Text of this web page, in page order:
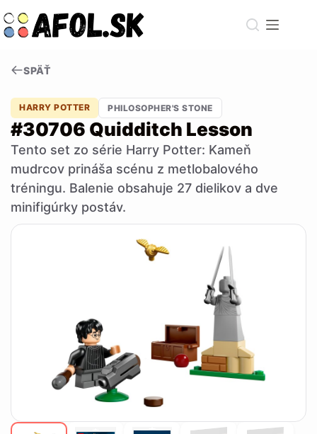
to
content
SPÄŤ
HARRY POTTER PHILOSOPHER'S STONE
#30706 Quidditch Lesson
Tento set zo série Harry Potter: Kameň
mudrcov prináša scénu z metlobalového
tréningu. Balenie obsahuje 27 dielikov a dve
minifigúrky postáv.